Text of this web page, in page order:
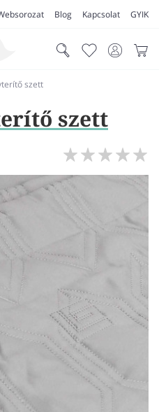
Blog Kapcsolat GYIK
PADLÓ
PADLÓ
SZŐNYEG
ÖTLETEK
szett
szett